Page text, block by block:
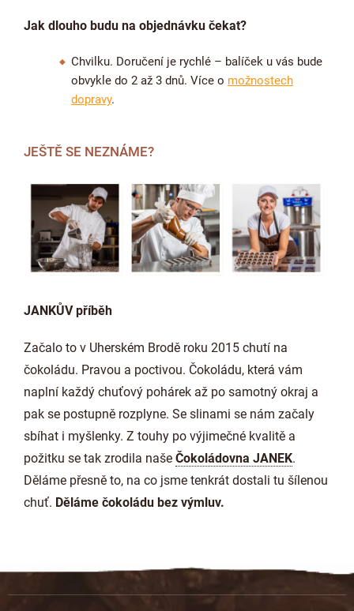
Jak dlouho budu na objednávku čekat?
Chvilku. Doručení je rychlé – balíček u vás bude
obvykle do 2 až 3 dnů. Více o možnostech
dopravy.
JEŠTĚ SE NEZNÁME?
JANKŮV příběh
Začalo to v Uherském Brodě roku 2015 chutí na
čokoládu. Pravou a poctivou. Čokoládu, která vám
naplní každý chuťový pohárek až po samotný okraj a
pak se postupně rozplyne. Se slinami se nám začaly
sbíhat i myšlenky. Z touhy po výjimečné kvalitě a
požitku se tak zrodila naše Čokoládovna JANEK.
Děláme přesně to, na co jsme tenkrát dostali tu šílenou
chuť. Děláme čokoládu bez výmluv.
Z